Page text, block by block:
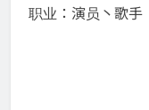
职业：演员丶歌手